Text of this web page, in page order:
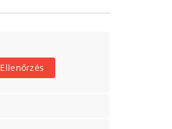
Ellenőrzés